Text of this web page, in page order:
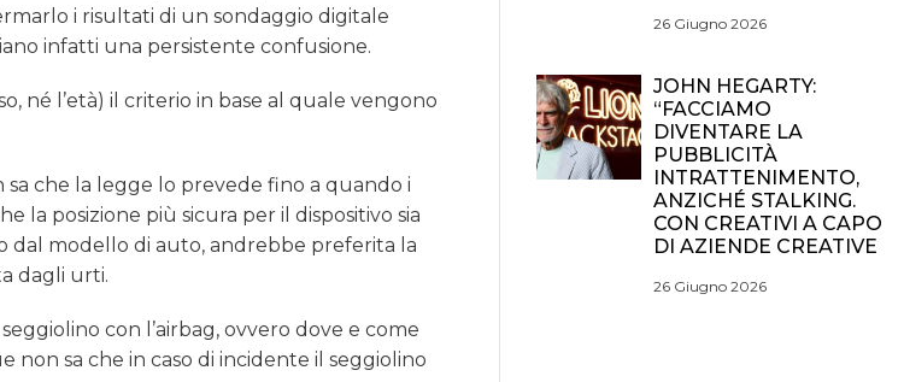
i risultati di un sondaggio digitale
infatti una persistente confusione.
né l’età) il criterio in base al quale vengono
che la legge lo prevede fino a quando i
la posizione più sicura per il dispositivo sia
dal modello di auto, andrebbe preferita la
dagli urti.
con l’airbag, ovvero dove e come
non sa che in caso di incidente il seggiolino
26 Giugno 2026
JOHN HEGARTY:
“FACCIAMO
DIVENTARE LA
PUBBLICITÀ
INTRATTENIMENTO,
ANZICHÉ STALKING.
CON CREATIVI A CAPO
DI AZIENDE CREATIVE
26 Giugno 2026